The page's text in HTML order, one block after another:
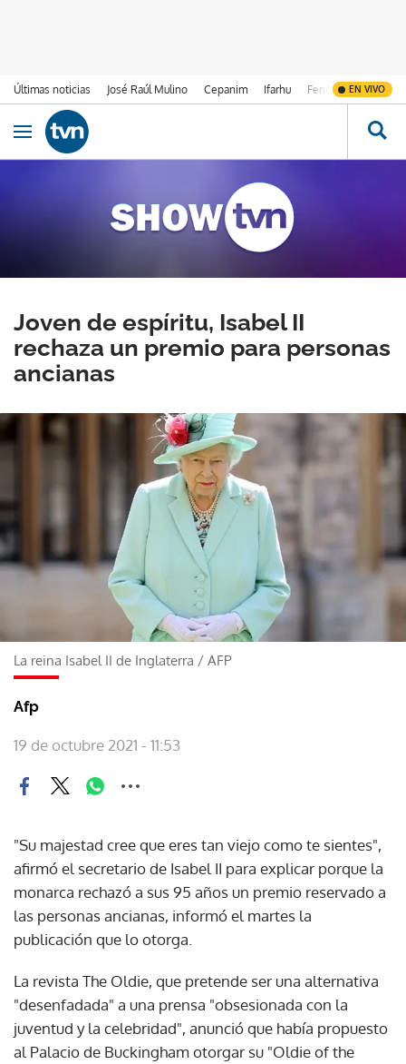
Últimas noticias José Raúl Mulino Cepanim Ifarhu Fenómeno de El
EN VIVO
Ir al contenido
Obrir navegació
Joven de espíritu, Isabel II
rechaza un premio para personas
ancianas
La reina Isabel II de Inglaterra / AFP
Afp
19 de octubre 2021 - 11:53
"Su majestad cree que eres tan viejo como te sientes",
afirmó el secretario de Isabel II para explicar porque la
monarca rechazó a sus 95 años un premio reservado a
las personas ancianas, informó el martes la
publicación que lo otorga.
La revista The Oldie, que pretende ser una alternativa
"desenfadada" a una prensa "obsesionada con la
juventud y la celebridad", anunció que había propuesto
al Palacio de Buckingham otorgar su "Oldie of the